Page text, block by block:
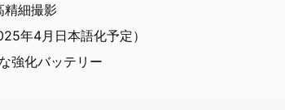
精細撮影
年4月日本語化予定）
強化バッテリー